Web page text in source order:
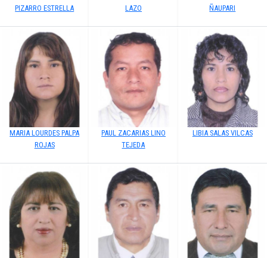
PIZARRO ESTRELLA
LAZO
ÑAUPARI
MARIA LOURDES PALPA
ROJAS
PAUL ZACARIAS LINO
TEJEDA
LIBIA SALAS VILCAS